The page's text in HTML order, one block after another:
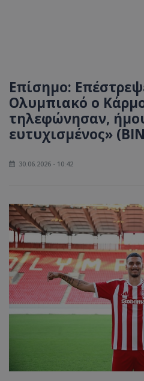
Επίσημο:
Ολυμπιακό ο
τηλεφώνησαν,
ευτυχισμένος»
30.06.2026 - 10:42